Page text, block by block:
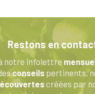
plusieurs
variations.
options
peuvent
être
choisies
Restons en
notre infolettre
conseils pertinents,
créées par